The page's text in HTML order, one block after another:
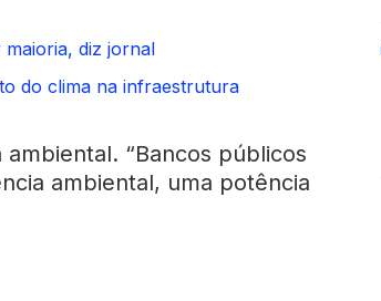
diz jornal
do clima na infraestrutura
“Bancos públicos
ambiental, uma potência